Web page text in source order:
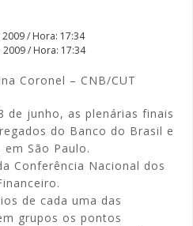
/ Hora: 17:34
/ Hora: 17:34
Coronel – CNB/CUT
de junho, as plenárias finais
do Banco do Brasil e
São Paulo.
Conferência Nacional dos
de cada uma das
grupos os pontos